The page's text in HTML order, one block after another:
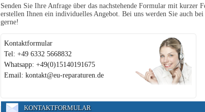
Senden Sie Ihre Anfrage über das nachstehende Formular mit kurzer
erstellen Ihnen ein individuelles Angebot. Bei uns werden Sie auch
gerne!
Kontaktformular
Tel: +49 6332 5668832
Whatsapp: +49(0)15140191675
Email: kontakt@eu-reparaturen.de
KONTAKTFORMULAR